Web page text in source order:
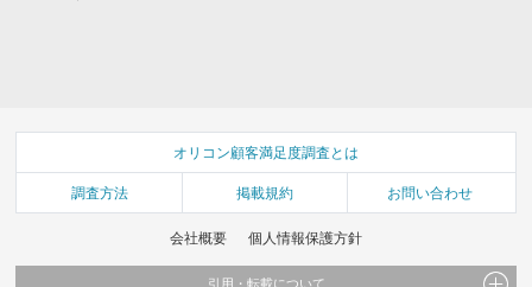
オリコン顧客満足度調査とは
調査方法 掲載規約 お問い合わせ
会社概要 個人情報保護方針
引用・転載について